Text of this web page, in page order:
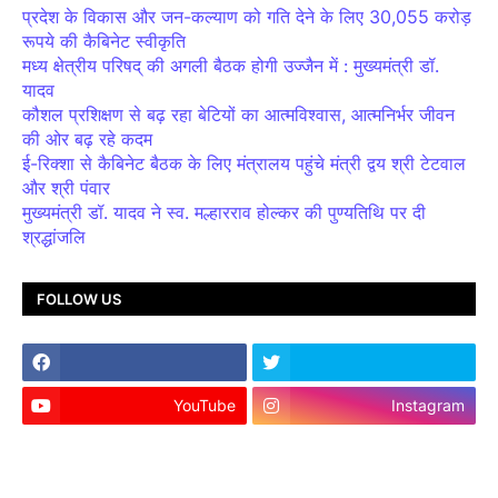
प्रदेश के विकास और जन-कल्याण को गति देने के लिए 30,055 करोड़
रूपये की कैबिनेट स्वीकृति
मध्य क्षेत्रीय परिषद् की अगली बैठक होगी उज्जैन में : मुख्यमंत्री डॉ.
यादव
कौशल प्रशिक्षण से बढ़ रहा बेटियों का आत्मविश्वास, आत्मनिर्भर जीवन
की ओर बढ़ रहे कदम
ई-रिक्शा से कैबिनेट बैठक के लिए मंत्रालय पहुंचे मंत्री द्वय श्री टेटवाल
और श्री पंवार
मुख्यमंत्री डॉ. यादव ने स्व. मल्हारराव होल्कर की पुण्यतिथि पर दी
श्रद्धांजलि
FOLLOW US
YouTube Instagram